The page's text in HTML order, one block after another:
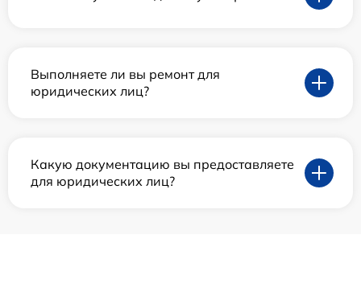
Выполняете ли вы ремонт для
юридических лиц?
Какую документацию вы предоставляете
для юридических лиц?